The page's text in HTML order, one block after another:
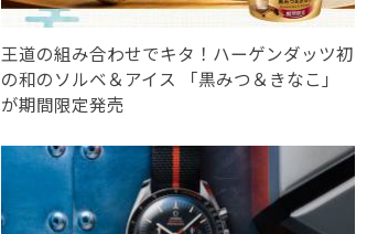
王道の組み合わせでキタ！ハーゲンダッツ初
の和のソルベ＆アイス 「黒みつ＆きなこ」
が期間限定発売